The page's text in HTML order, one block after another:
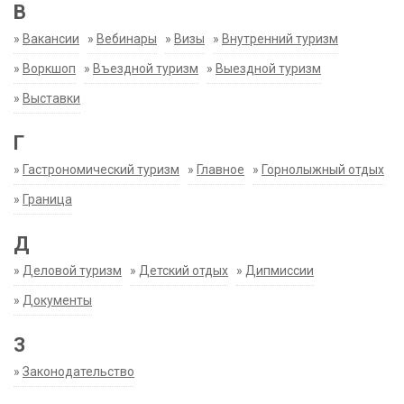
В
» Вакансии » Вебинары » Визы » Внутренний туризм
» Воркшоп » Въездной туризм » Выездной туризм
» Выставки
Г
» Гастрономический туризм » Главное » Горнолыжный отдых
» Граница
Д
» Деловой туризм » Детский отдых » Дипмиссии
» Документы
З
» Законодательство